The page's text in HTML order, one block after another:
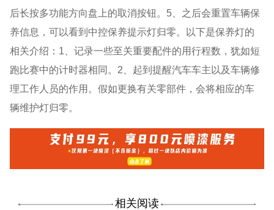
后长按多功能方向盘上的取消按钮。5、之后会重置车辆保
养信息，可以看到中控保养提示灯归零。以下是保养灯的
相关介绍：1、记录一些至关重要配件的用行程数，犹如短
跑比赛中的计时器相同。2、起到提醒汽车车主以及车辆修
理工作人员的作用。假如更换有关零部件，会将相应的车
辆维护灯归零。
相关阅读